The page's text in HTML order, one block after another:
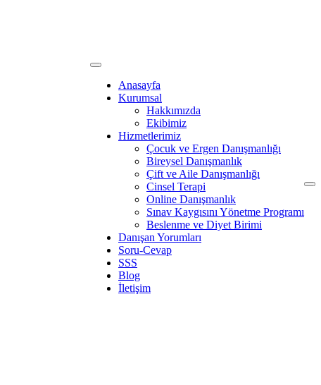
Anasayfa
Kurumsal
Hakkımızda
Ekibimiz
Hizmetlerimiz
Çocuk ve Ergen Danışmanlığı
Bireysel Danışmanlık
Çift ve Aile Danışmanlığı
Cinsel Terapi
Online Danışmanlık
Sınav Kaygısını Yönetme Programı
Beslenme ve Diyet Birimi
Danışan Yorumları
Soru-Cevap
SSS
Blog
İletişim